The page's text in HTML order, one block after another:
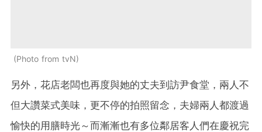
Photo from tvN
另外，花店老闆也再度與她的丈夫到訪尹食堂，兩人不
但大讚菜式美味，更不停的拍照留念， 夫婦兩人都渡過
愉快的用膳時光～而漸漸也有多位鄰居客人們在慶祝完